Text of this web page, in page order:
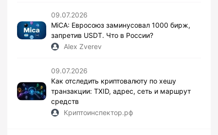
09.07.2026
MiCA: Евросоюз заминусовал 1000 бирж,
запретив USDT. Что в России?
Alex Zverev
09.07.2026
Как отследить криптовалюту по хешу
транзакции: TXID, адрес, сеть и маршрут
средств
Криптоинспектор.рф